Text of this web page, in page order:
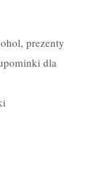
prezenty
dla